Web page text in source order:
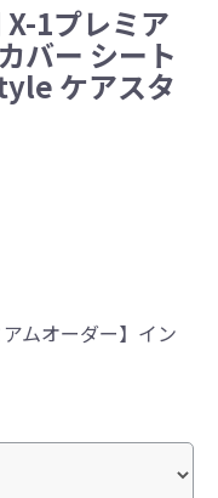
1プレミア
バー シート
ケアスタ
ムオーダー】イン